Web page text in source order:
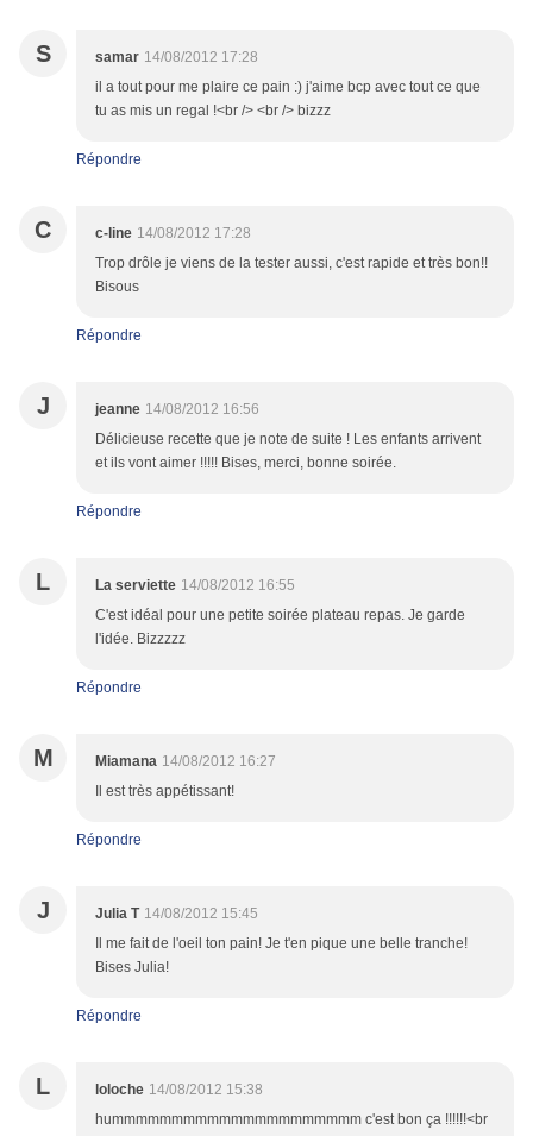
S samar 14/08/2012 17:28
il a tout pour me plaire ce pain :) j'aime bcp avec tout ce que
tu as mis un regal !<br /> <br /> bizzz
Répondre
C c-line 14/08/2012 17:28
Trop drôle je viens de la tester aussi, c'est rapide et très bon!!
Bisous
Répondre
J jeanne 14/08/2012 16:56
Délicieuse recette que je note de suite ! Les enfants arrivent
et ils vont aimer !!!!! Bises, merci, bonne soirée.
Répondre
L La serviette 14/08/2012 16:55
C'est idéal pour une petite soirée plateau repas. Je garde
l'idée. Bizzzzz
Répondre
M Miamana 14/08/2012 16:27
Il est très appétissant!
Répondre
J Julia T 14/08/2012 15:45
Il me fait de l'oeil ton pain! Je t'en pique une belle tranche!
Bises Julia!
Répondre
L loloche 14/08/2012 15:38
hummmmmmmmmmmmmmmmmmmmm c'est bon ça !!!!!!<br